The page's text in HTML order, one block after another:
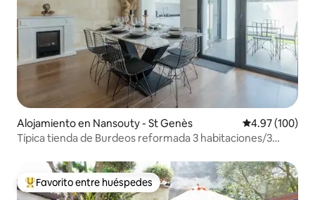
Alojamiento en Nansouty - St Genès Calificación
4.97 (100)
Típica tienda de Burdeos reformada 3 habitaciones/3
Favorito entre huéspedes preferido
Favorito entre huéspedes